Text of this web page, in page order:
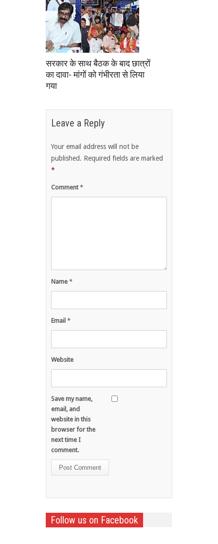
सरकार के साथ बैठक के बाद छात्रों
का दावा- मांगों को गंभीरता से लिया
गया
Leave a Reply
Your email address will not be
published. Required fields are marked
*
Comment*
Name *
Email *
Website
Save my name,
email, and
website in this
browser for the
next time I
comment.
Follow us on Facebook